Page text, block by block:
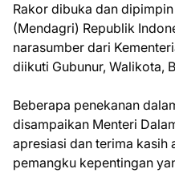
Rakor dibuka dan
(Mendagri) Republik
narasumber dari
diikuti Gubunur, Walikota,
Beberapa penekanan
disampaikan Menteri
apresiasi dan terima kasih
pemangku kepentingan